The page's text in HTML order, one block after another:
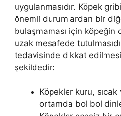
uygulanmasıdır. Köpek
önemli durumlardan bir
bulaşmaması için köpeğin
uzak mesafede
tedavisinde dikkat
şekildedir:
Köpekler kuru,
ortamda bol bol